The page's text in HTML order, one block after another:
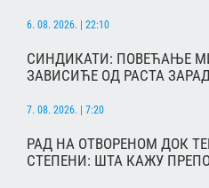
6. 08. 2026. | 22:10
СИНДИКАТИ: ПОВЕЋАЊЕ
ЗАВИСИЋЕ ОД РАСТА
7. 08. 2026. | 7:20
РАД НА ОТВОРЕНОМ ДОК
СТЕПЕНИ: ШТА КАЖУ